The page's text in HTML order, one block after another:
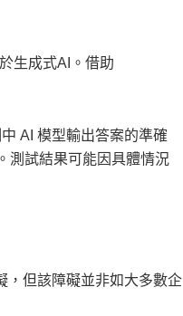
生成式AI。借助
AI 模型輸出答案的準確
測試結果可能因具體情況
但該障礙並非如大多數企